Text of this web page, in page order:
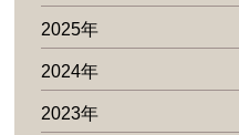
2025年
2024年
2023年